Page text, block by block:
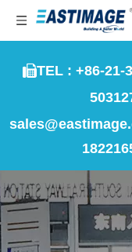
TEL : +86-